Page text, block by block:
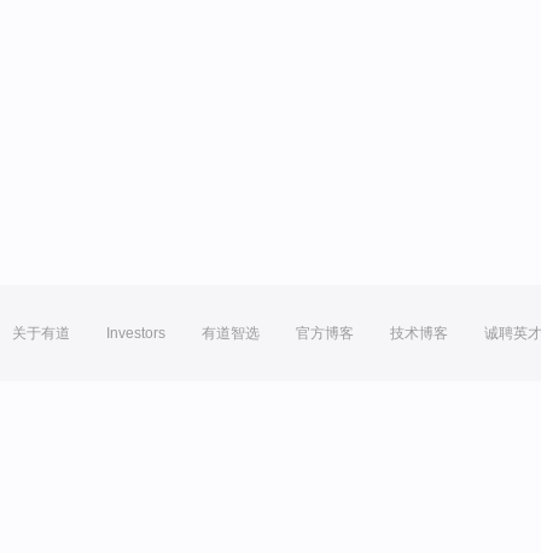
关于有道 Investors 有道智选 官方博客 技术博客 诚聘英才